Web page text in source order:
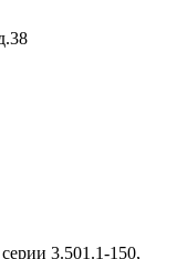
3.501.1-150,